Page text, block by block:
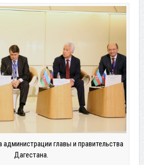
главы и правительства
Дагестана.